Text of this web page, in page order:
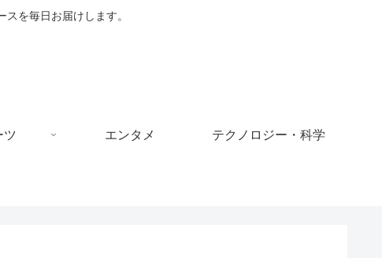
を毎日お届けします。
ツ エンタメ テクノロジー・科学